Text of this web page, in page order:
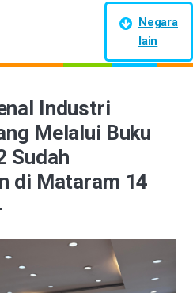
Negara
lain
Industri
Melalui Buku
Sudah
di Mataram 14